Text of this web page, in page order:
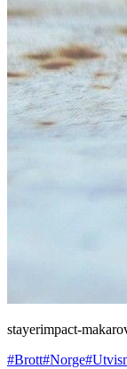
stayerimpact-
#Brott#Norge